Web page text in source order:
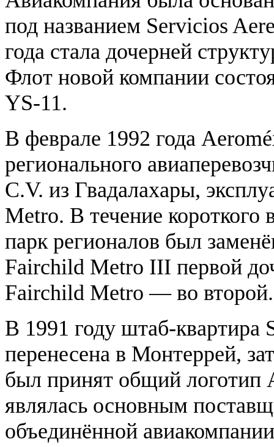
под названием Servicios
года стала дочерней
Флот новой компании
YS-11.
В феврале 1992 года
регионального
C.V. из Гвадалахары,
Metro. В течение
парк регионалов был
Fairchild Metro III первой
Fairchild Metro — во второй.
В 1991 году штаб-
перенесена в Монтеррей,
был принят общий логотип
являлась основным
объединённой